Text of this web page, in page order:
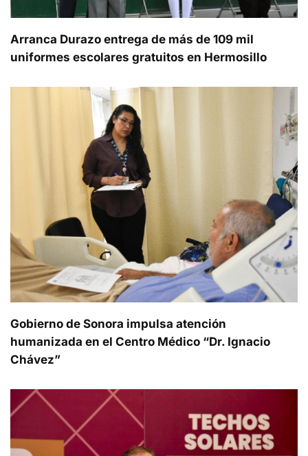
Arranca Durazo entrega de más de 109 mil
uniformes escolares gratuitos en Hermosillo
Gobierno de Sonora impulsa atención
humanizada en el Centro Médico “Dr. Ignacio
Chávez”